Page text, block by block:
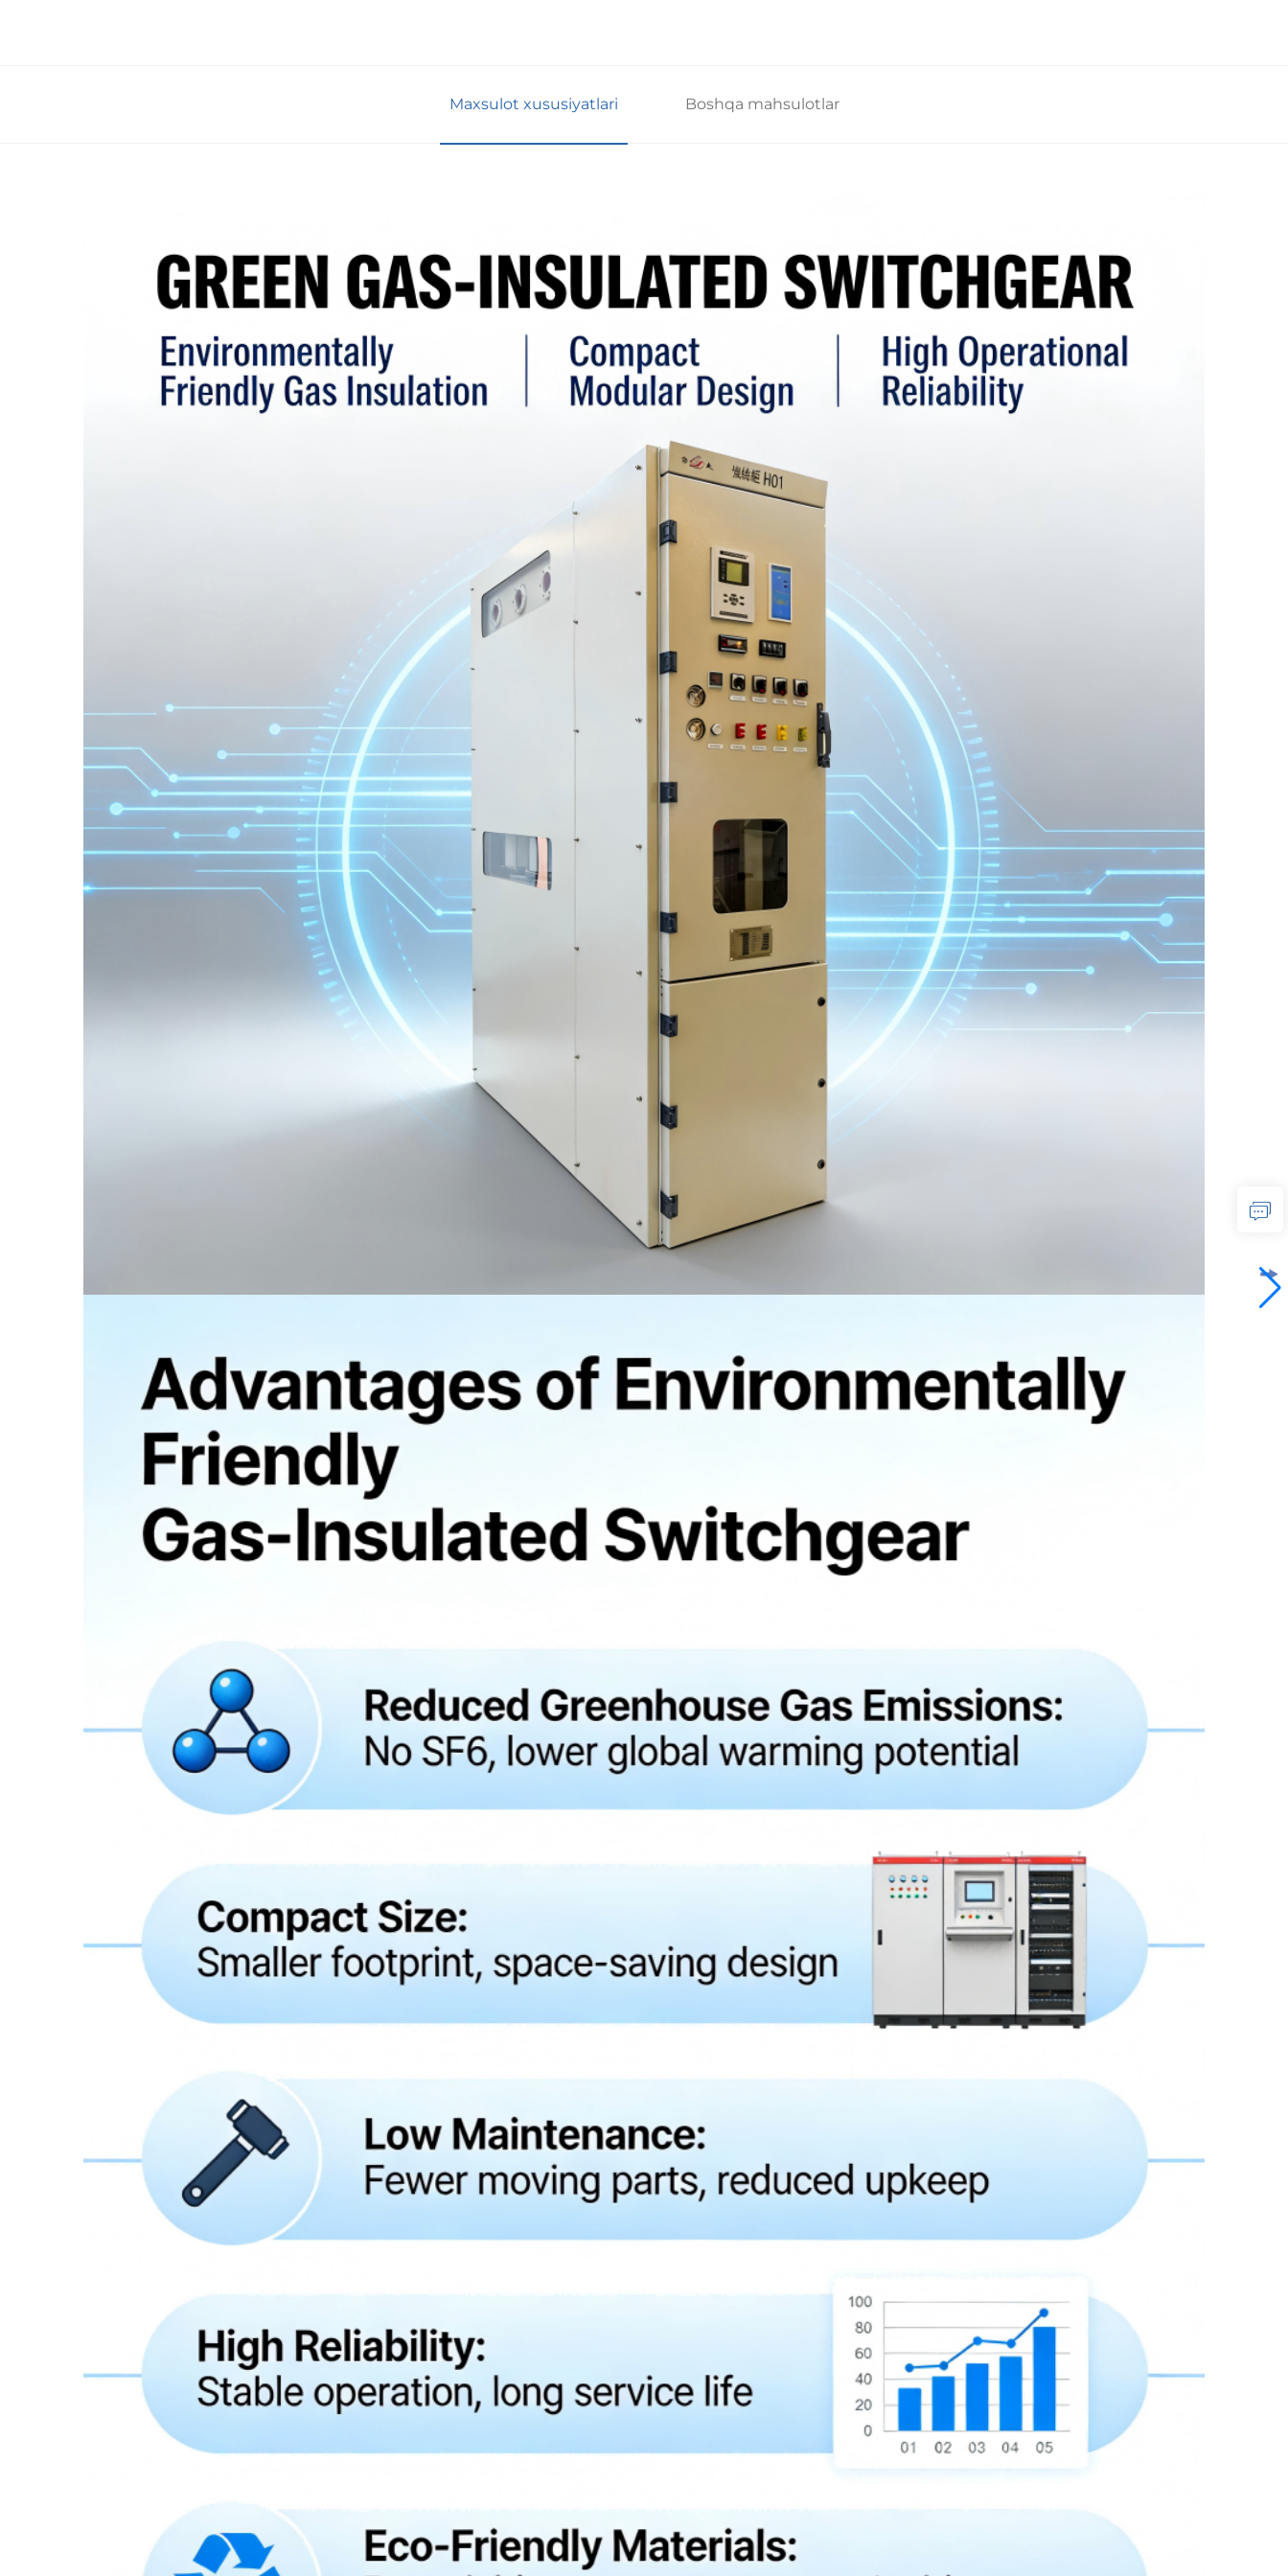
Maxsulot xususiyatlari Boshqa mahsulotlar